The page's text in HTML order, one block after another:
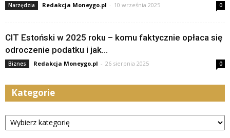
Narzędzia Redakcja Moneygo.pl - 10 września 2025 0
CIT Estoński w 2025 roku – komu faktycznie opłaca się
odroczenie podatku i jak...
Biznes Redakcja Moneygo.pl - 26 sierpnia 2025 0
Kategorie
Kategorie